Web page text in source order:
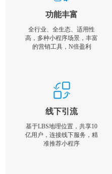
功能丰富
全行业、全生态、适用性
高，多种小程序场景，丰富
的营销工具，N倍盈利
线下引流
基于LBS地理位置，共享10
亿用户，连接线下服务，精
准推荐小程序